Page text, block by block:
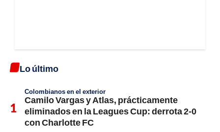
Lo último
Colombianos en el exterior
Camilo Vargas y Atlas, prácticamente
eliminados en la Leagues Cup: derrota 2-0
con Charlotte FC